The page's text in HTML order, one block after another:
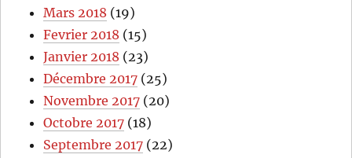
Mars 2018 (19)
Fevrier 2018 (15)
Janvier 2018 (23)
Décembre 2017 (25)
Novembre 2017 (20)
Octobre 2017 (18)
Septembre 2017 (22)